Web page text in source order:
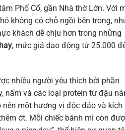
Phố Cổ, gần Nhà thờ Lớn. Với
không có chỗ ngồi bên trong,
khách dễ chịu hơn trong những
, mức giá dao động từ 25.000
nhiều người yêu thích bởi phần
nấm và các loại protein từ đậu
một hương vị độc đáo và kích
ớt. Mỗi chiếc bánh mì còn